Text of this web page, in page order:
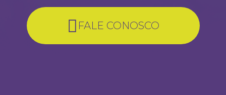
FALE CONOSCO